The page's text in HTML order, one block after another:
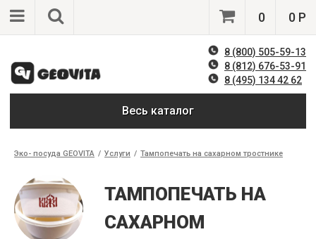
0 0 Р
8 (800) 505-59-13
8 (812) 676-53-91
8 (495) 134 42 62
Весь каталог
Эко- посуда GEOVITA / Услуги / Тампопечать на сахарном тростнике
ТАМПОПЕЧАТЬ НА
САХАРНОМ